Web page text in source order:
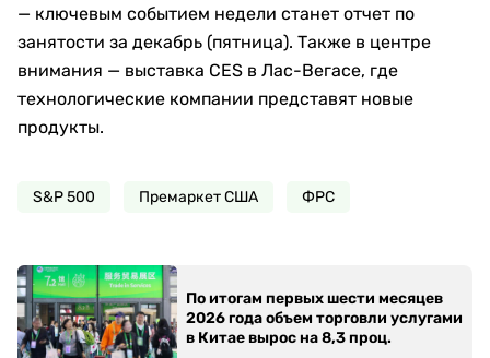
— ключевым событием недели станет отчет по
занятости за декабрь (пятница). Также в центре
внимания — выставка CES в Лас-Вегасе, где
технологические компании представят новые
продукты.
S&P 500 Премаркет США ФРС
По итогам первых шести месяцев
2026 года объем торговли услугами
в Китае вырос на 8,3 проц.